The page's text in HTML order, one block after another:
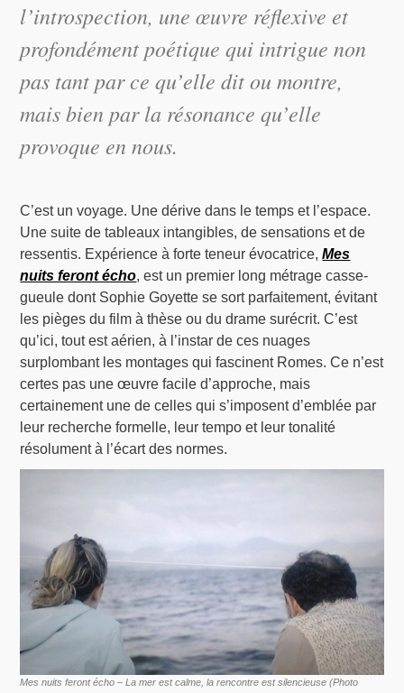
l’introspection, une œuvre réflexive et
profondément poétique qui intrigue non
pas tant par ce qu’elle dit ou montre,
mais bien par la résonance qu’elle
provoque en nous.
C’est un voyage. Une dérive dans le temps et l’espace.
Une suite de tableaux intangibles, de sensations et de
ressentis. Expérience à forte teneur évocatrice,Mes
nuits feront écho, est un premier long métrage casse-
gueule dont Sophie Goyette se sort parfaitement, évitant
les pièges du film à thèse ou du drame surécrit. C’est
qu’ici, tout est aérien, à l’instar de ces nuages
surplombant les montages qui fascinent Romes. Ce n’est
certes pas une œuvre facile d’approche, mais
certainement une de celles qui s’imposent d’emblée par
leur recherche formelle, leur tempo et leur tonalité
résolument à l’écart des normes.
Mes nuits feront écho – La mer est calme, la rencontre est silencieuse (Photo